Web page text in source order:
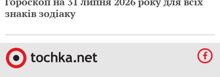
знаків зодіаку